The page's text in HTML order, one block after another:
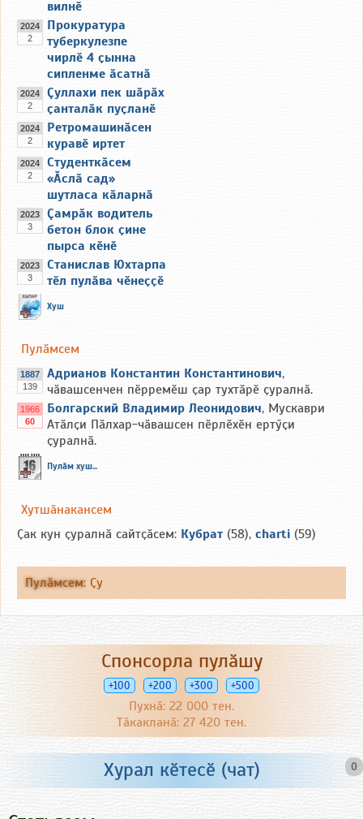
вилнӗ
2024
2
Прокуратура
туберкулезпе
чирлӗ 4 ҫынна
сипленме ӑсатнӑ
2024
2
Ҫуллахи пек шӑрӑх
ҫанталӑк пуҫланӗ
2024
2
Ретромашинӑсен
куравӗ иртет
2024
2
Студенткӑсем
«Ӑслӑ сад»
шутласа кӑларнӑ
2023
3
Ҫамрӑк водитель
бетон блок ҫине
пырса кӗнӗ
2023
3
Станислав Юхтарпа
тӗл пулӑва чӗнеҫҫӗ
Хуш
Пулӑмсем
1887
139
Адрианов Константин Константинович,
чӑвашсенчен пӗрремӗш ҫар тухтӑрӗ ҫуралнӑ.
1966
60
Болгарский Владимир Леонидович, Мускаври
Атӑлҫи Пӑлхар-чӑвашсен пӗрлӗхӗн ертӳҫи
ҫуралнӑ.
Пулӑм хуш...
Хутшӑнакансем
Ҫак кун ҫуралнӑ сайтҫӑсем: Кубрат (58), charti (59)
Пулӑмсем: Ҫу
Спонсорла пулӑшу
+100 +200 +300 +500
Пухнӑ: 22 000 тен.
Тӑкакланӑ: 27 420 тен.
0
Хурал кӗтесӗ (чат)